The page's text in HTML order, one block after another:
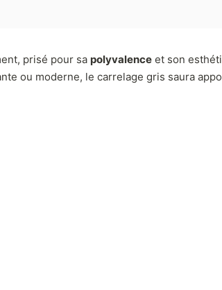
prisé pour sa polyvalence et son
ou moderne, le carrelage gris saura